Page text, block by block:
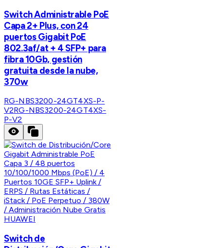
Switch Administrable PoE
Capa 2+ Plus, con 24
puertos Gigabit PoE
802.3af/at + 4 SFP+ para
fibra 10Gb, gestión
gratuita desde la nube,
370w
RG-NBS3200-24GT4XS-P-
V2RG-NBS3200-24GT4XS-
P-V2
HUAWEI
Switch de